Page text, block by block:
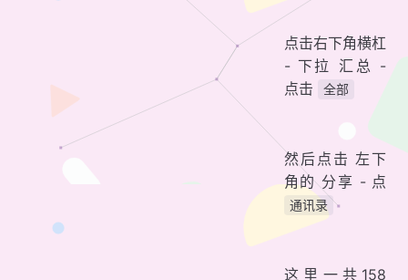
点击右下角横杠
- 下拉 汇总 -
点击
全部
然后点击 左下
角的 分享 - 点
通讯录
这里一共158